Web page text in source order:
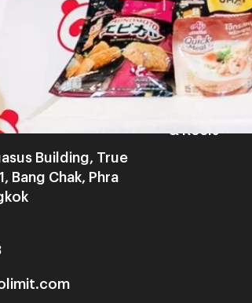
Building, True
Bang Chak, Phra
Watch
& Reels